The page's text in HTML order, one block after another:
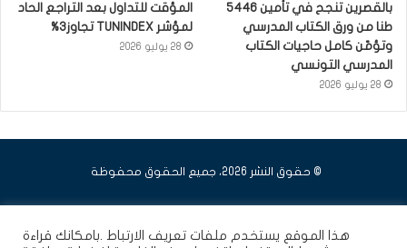
بالقصرين تنجح في تأمين 5446
طنا من ورق الكتاب المدرسي
وتؤمّن كامل حاجيات الكتاب
المدرسي التونسي
28 يوليو 2026
المؤقت للتداول بعد التراجع الحاد
لمؤشر TUNINDEX تجاوز3%
28 يوليو 2026
© حقوق النشر 2026، جميع الحقوق محفوظة
هذا الموقع يستخدم ملفات تعريف الارتباط .بامكانك قراءة